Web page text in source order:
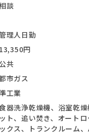
談
理人日勤
13,350円
公共
市ガス
工業
器洗浄乾燥機、浴室乾
ット、追い焚き、オート
ックス、トランクルーム